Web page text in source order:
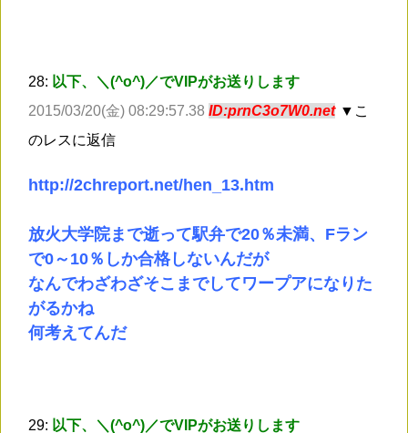
28: 以下、＼(^o^)／でVIPがお送りします
2015/03/20(金) 08:29:57.38 ID:prnC3o7W0.net ▼こ
のレスに返信
http://2chreport.net/hen_13.htm
放火大学院まで逝って駅弁で20％未満、Fラン
で0～10％しか合格しないんだが
なんでわざわざそこまでしてワープアになりた
がるかね
何考えてんだ
29: 以下、＼(^o^)／でVIPがお送りします